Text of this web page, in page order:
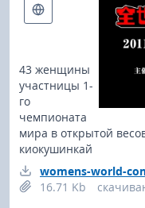
43 женщины
участницы 1-
го
чемпионата
мира в открытой
киокушинкай
womens-world-
16.71 Kb